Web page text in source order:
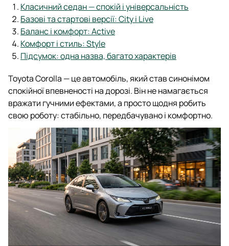
Класичний седан — спокій і універсальність
Базові та стартові версії: City і Live
Баланс і комфорт: Active
Комфорт і стиль: Style
Підсумок: одна назва, багато характерів
Toyota Corolla — це автомобіль, який став синонімом
спокійної впевненості на дорозі. Він не намагається
вражати гучними ефектами, а просто щодня робить
свою роботу: стабільно, передбачувано і комфортно.